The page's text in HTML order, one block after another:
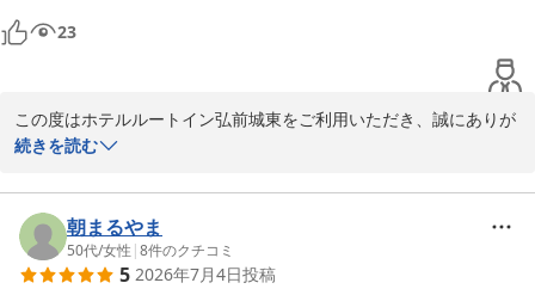
23
この度はホテルルートイン弘前城東をご利用いただき、誠にありが
とうございます。
女性用大浴場のシャンプーや、お子様用のアメニティにご満足いた
だけたとのこと、大変嬉しく拝読いたしました。
私どもはお子様連れのご家族にも快適にお過ごしいただけるよう心
掛けておりますので、このようなお褒めの言葉はスタッフ一同にと
続きを読む
朝まるやま
50代/女性 |8件のクチコミ
5 2026年7月4日投稿